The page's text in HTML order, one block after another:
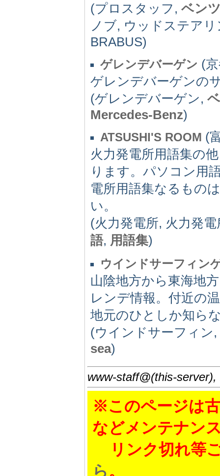
(プロスタッフ, ベン
ノブ, ウッドステア
BRABUS)
ゲレンデバーゲン (
ゲレンデバーゲンの
(ゲレンデバーゲン,
Mercedes-Benz)
ATSUSHI'S ROOM (
火力発電所用語集の
ります。パソコン用
電所用語集なるもの
い。
(火力発電所, 火力発
語, 用語集)
ウインドサーフィン
山陰地方から東海地
レンデ情報。付近の
地元のひとしか知ら
(ウインドサーフィン,
sea)
www-staff@(this-
※このページは
などメンテナン
リンク切れ等
ら。